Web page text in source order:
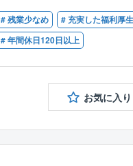
# 残業少なめ # 充実した福利厚生
# 年間休日120日以上
お気に入り